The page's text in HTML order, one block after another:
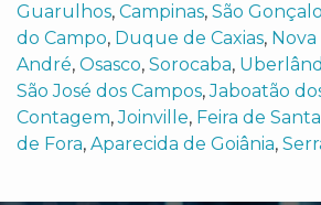
Guarulhos, Campinas, São Gonçalo
do Campo, Duque de Caxias,
André, Osasco, Sorocaba,
São José dos Campos,Jaboatão
Contagem,Joinville, Feira de
de Fora, Aparecida de Goiânia,